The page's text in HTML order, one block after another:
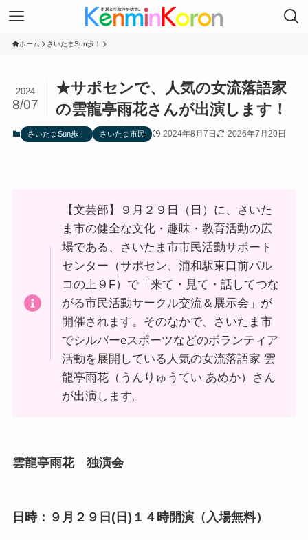
ホーム さいたまSun歩！
★サポセンで、人気の女流落語家
の雲龍亭雨花さんが出演します！
2024
8/07
さいたまSun歩！ さいたま市民 2024年8月7日 2026年7月20日
【文芸部】９月２９日（日）に、さいた
ま市の健全な文化・趣味・教育活動の広
場である、さいたま市市民活動サポート
センター（サポセン、浦和駅東口前パル
コの上９F）で「来て・見て・話してつな
がる市民活動サークル交流＆展示会」が
開催されます。そのなかで、さいたま市
でシルバーeスポーツなどのボランティア
活動を展開している人気の女流落語家 雲
龍亭雨花（うんりゅうてい あめか）さん
が出演します。
雲龍亭雨花 独演会
日時：９月２９日(日)１４時開演（入場無料）